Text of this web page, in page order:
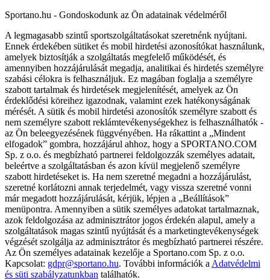
Sportano.hu - Gondoskodunk az Ön adatainak védelméről
A legmagasabb szintű sportszolgáltatásokat szeretnénk nyújtani.
Ennek érdekében sütiket és mobil hirdetési azonosítókat használunk,
amelyek biztosítják a szolgáltatás megfelelő működését, és
amennyiben hozzájárulását megadja, analitikai és hirdetés személyre
szabási célokra is felhasználjuk. Ez magában foglalja a személyre
szabott tartalmak és hirdetések megjelenítését, amelyek az Ön
érdeklődési köreihez igazodnak, valamint ezek hatékonyságának
mérését. A sütik és mobil hirdetési azonosítók személyre szabott és
nem személyre szabott reklámtevékenységekhez is felhasználhatók -
az Ön beleegyezésének függvényében. Ha rákattint a „Mindent
elfogadok” gombra, hozzájárul ahhoz, hogy a SPORTANO.COM
Sp. z o.o. és megbízható partnerei feldolgozzák személyes adatait,
beleértve a szolgáltatásban és azon kívül megjelenő személyre
szabott hirdetéseket is. Ha nem szeretné megadni a hozzájárulást,
szeretné korlátozni annak terjedelmét, vagy vissza szeretné vonni
már megadott hozzájárulását, kérjük, lépjen a „Beállítások”
menüpontra. Amennyiben a sütik személyes adatokat tartalmaznak,
azok feldolgozása az adminisztrátor jogos érdekén alapul, amely a
szolgáltatások magas szintű nyújtását és a marketingtevékenységek
végzését szolgálja az adminisztrátor és megbízható partnerei részére.
Az Ön személyes adatainak kezelője a Sportano.com Sp. z o.o.
Kapcsolat: gdpr@sportano.hu. További információk a Adatvédelmi
és süti szabályzatunkban találhatók.